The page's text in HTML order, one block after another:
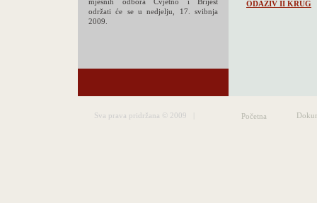
održati će se u nedjelju, 17. svibnja
2009.
ODAZIV II KRUG
Sva prava pridržana © 2009 | Početna